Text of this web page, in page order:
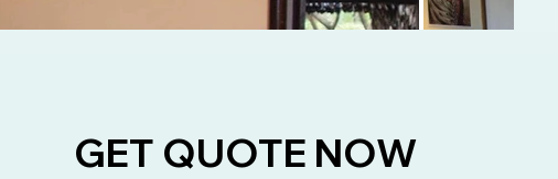
GET QUOTE NOW